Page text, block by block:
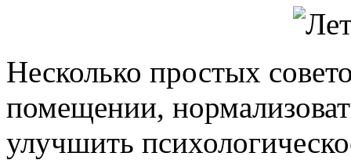
Несколько простых
помещении,
улучшить